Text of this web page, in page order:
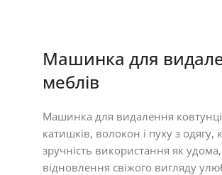
Машинка для
меблів
Машинка для видалення
катишків, волокон і пуху з
зручність використання як
відновлення свіжого вигляду